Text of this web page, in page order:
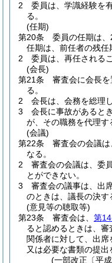
2
委員は、学識経験を
る。
(任期)
第20条
委員の任期は、
任期は、前任者の残任
2
委員は、再任される
(会長)
第21条
審査会に会長
る。
2
会長は、会務を総理
3
会長に事故があると
が、その職務を代理す
(会議)
第22条
審査会の会議
なる。
2
審査会の会議は、委
とができない。
3
審査会の議事は、出
のときは、議長の決す
(意見等の聴取等)
第23条
審査会は、 第
ると認めるときは、
関係者に対して、出席
又は必要な書類の提出
(一部改正〔平